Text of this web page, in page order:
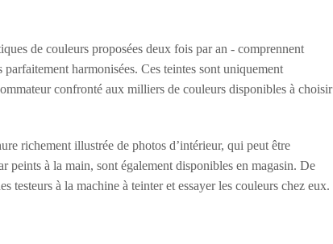
de couleurs proposées deux fois par an - comprennent
harmonisées. Ces teintes sont uniquement
confronté aux milliers de couleurs disponibles à choisir
richement illustrée de photos d’intérieur, qui peut être
peints à la main, sont également disponibles en magasin. De
testeurs à la machine à teinter et essayer les couleurs chez eux.